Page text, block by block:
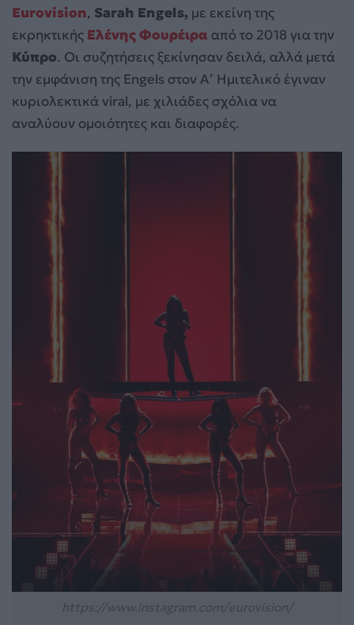
Eurovision, Sarah Engels, με εκείνη της
εκρηκτικής Ελένης Φουρέιρα από το 2018 για την
Κύπρο. Οι συζητήσεις ξεκίνησαν δειλά, αλλά μετά
την εμφάνιση της Engels στον Α’ Ημιτελικό έγιναν
κυριολεκτικά viral, με χιλιάδες σχόλια να
αναλύουν ομοιότητες και διαφορές.